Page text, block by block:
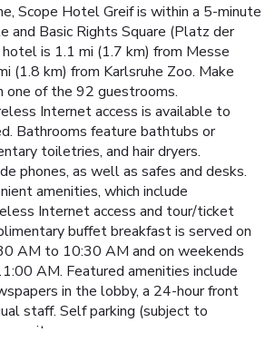
Scope Hotel Greif is within a 5-minute
and Basic Rights Square (Platz der
is 1.1 mi (1.7 km) from Messe
(1.8 km) from Karlsruhe Zoo. Make
one of the 92 guestrooms.
Internet access is available to
Bathrooms feature bathtubs or
toiletries, and hair dryers.
phones, as well as safes and desks.
amenities, which include
Internet access and tour/ticket
buffet breakfast is served on
AM to 10:30 AM and on weekends
AM. Featured amenities include
in the lobby, a 24-hour front
staff. Self parking (subject to
onsite.